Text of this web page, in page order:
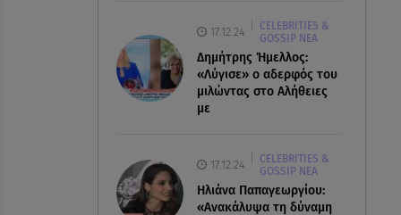
17.12.24
CELEBRITIES &
GOSSIP ΝΕΑ
Δημήτρης Ήμελλος:
«Λύγισε» ο αδερφός του
μιλώντας στο Αλήθειες
με
17.12.24
CELEBRITIES &
GOSSIP ΝΕΑ
Ηλιάνα Παπαγεωργίου:
«Ανακάλυψα τη δύναμη